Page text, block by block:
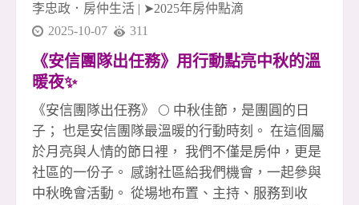
李忠政．房仲生活 | ➤2025年房仲點滴
2025-10-07
311
《安信團隊出任務》用行動點亮中秋的溫
暖夜✨
《安信團隊出任務》 🌕 中秋佳節，是團圓的日
子； 也是安信團隊最溫暖的行動時刻。 在這個屬
於月亮與人情的節日裡， 我們不僅是房仲，更是
社區的一份子。 感謝社區給我們機會，一起參與
中秋晚會活動。 從場地布置、主持、服務到收